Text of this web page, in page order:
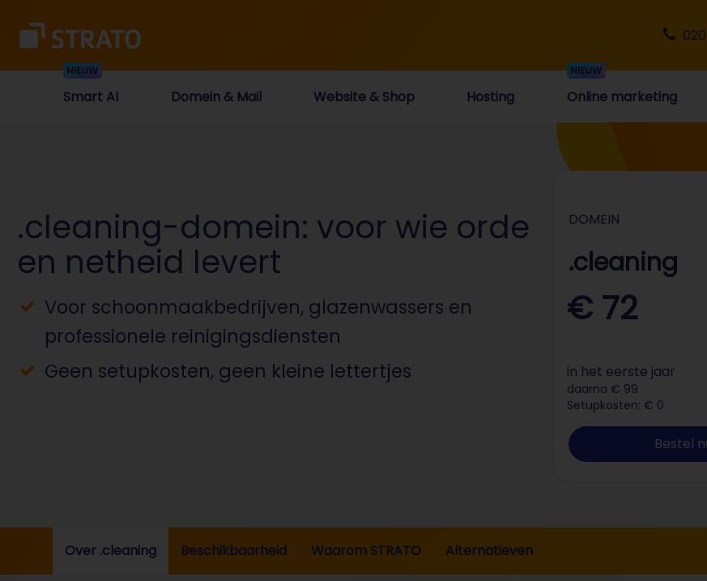
Smart AI Domein & Mail Website & Shop Hosting Online marketing
.cleaning-domein: voor wie orde
en netheid levert
Voor schoonmaakbedrijven, glazenwassers en
professionele reinigingsdiensten
Geen setupkosten, geen kleine lettertjes
DOMEIN
.cleaning
€ 72
in het eerste jaar
daarna € 99
Setupkosten: € 0
Bestel
Over .cleaning Beschikbaarheid Waarom STRATO Alternatieven